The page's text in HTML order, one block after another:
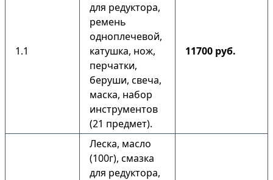
1.1
для редуктора,
ремень
одноплечевой,
катушка, нож,
перчатки,
беруши, свеча,
маска, набор
инструментов
(21 предмет).
11700 руб.
Леска, масло
(100г), смазка
для редуктора,